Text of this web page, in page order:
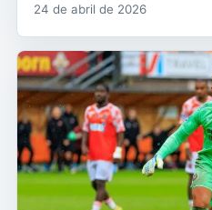
24 de abril de 2026